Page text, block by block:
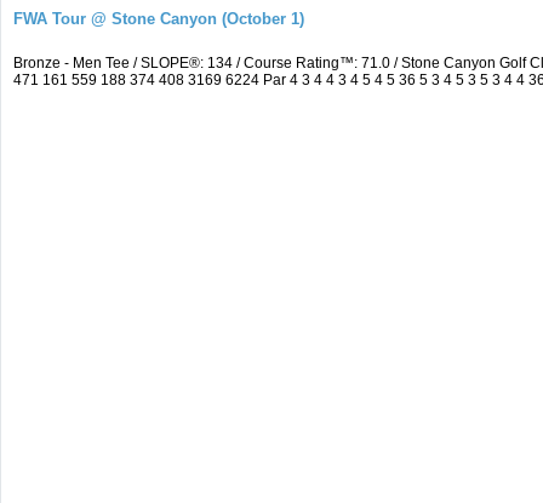
FWA Tour @ Stone Canyon (October 1)
Bronze - Men Tee / SLOPE®: 134 / Course Rating™: 71.0 / Stone Canyon Golf
471 161 559 188 374 408 3169 6224 Par 4 3 4 4 3 4 5 4 5 36 5 3 4 5 3 5 3 4 4